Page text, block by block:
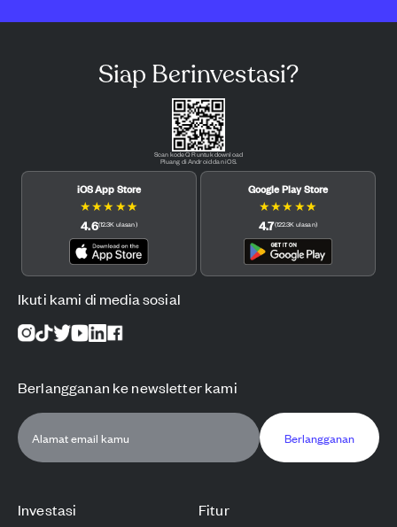
Investasi Fitur
Siap Berinvestasi?
Scan kode QR untuk download
Pluang di Android dan iOS.
iOS App Store
★★★ ★★
4.6(12.3K ulasan)
Google Play Store
★★★ ★★
4.7(122.3K ulasan)
Ikuti kami di media sosial
Berlangganan ke newsletter kami
Berlangganan